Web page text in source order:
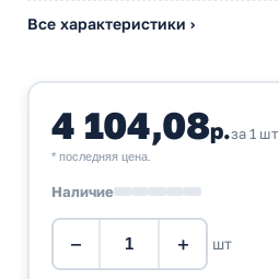
Все характеристики ›
4 104,08р.за 1 шт
* последняя цена.
Наличие
− + шт